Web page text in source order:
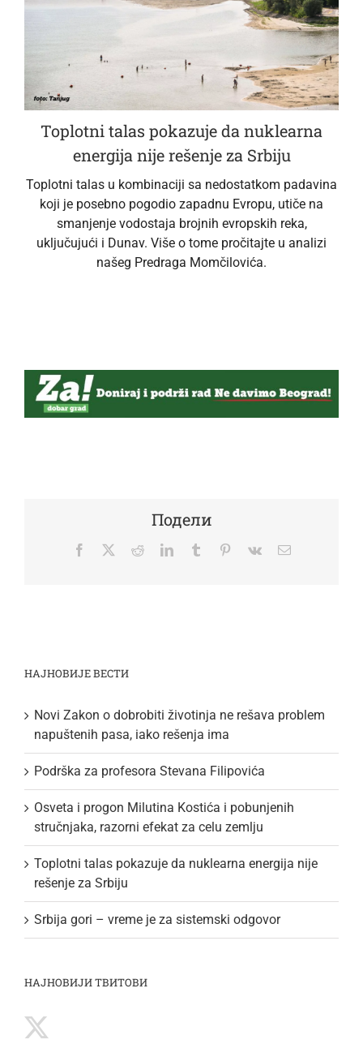
Toplotni talas pokazuje da nuklearna
energija nije rešenje za Srbiju
Toplotni talas u kombinaciji sa nedostatkom padavina
koji je posebno pogodio zapadnu Evropu, utiče na
smanjenje vodostaja brojnih evropskih reka,
uključujući i Dunav. Više o tome pročitajte u analizi
našeg Predraga Momčilovića.
Подели
Facebook
TwitterRedditLinkedInTumblr Pinterest
Vk Email
НАЈНОВИЈЕ ВЕСТИ
Novi Zakon o dobrobiti životinja ne rešava problem
napuštenih pasa, iako rešenja ima
Podrška za profesora Stevana Filipovića
Osveta i progon Milutina Kostića i pobunjenih
stručnjaka, razorni efekat za celu zemlju
Toplotni talas pokazuje da nuklearna energija nije
rešenje za Srbiju
Srbija gori – vreme je za sistemski odgovor
НАЈНОВИЈИ ТВИТОВИ